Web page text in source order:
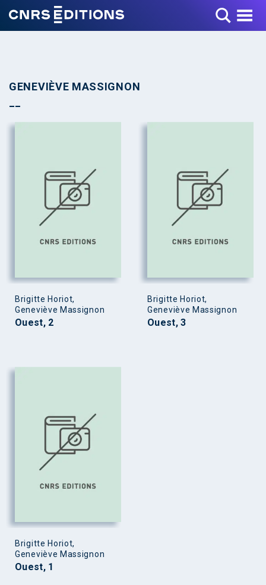
Toggle Menu
GENEVIÈVE MASSIGNON
Brigitte Horiot,
Geneviève Massignon
Ouest, 2
Brigitte Horiot,
Geneviève Massignon
Ouest, 3
Brigitte Horiot,
Geneviève Massignon
Ouest, 1